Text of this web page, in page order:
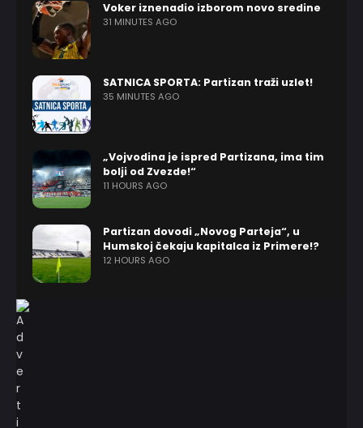
Voker iznenadio izborom novo sredine
31 MINUTES AGO
SATNICA SPORTA: Partizan traži uzlet!
35 MINUTES AGO
„Vojvodina je ispred Partizana, ima tim
bolji od Zvezde!“
11 HOURS AGO
Partizan dovodi „Novog Parteja“, u
Humskoj čekaju kapitalca iz Primere!?
12 HOURS AGO